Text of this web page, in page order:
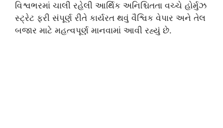
વિશ્વભરમાં ચાલી રહેલી આર્થિક અનિશ્ચિતતા વચ્ચે હોર્મુઝ
સ્ટ્રેટ ફરી સંપૂર્ણ રીતે કાર્યરત થવું વૈશ્વિક વેપાર અને તેલ
બજાર માટે મહત્વપૂર્ણ માનવામાં આવી રહ્યું છે.